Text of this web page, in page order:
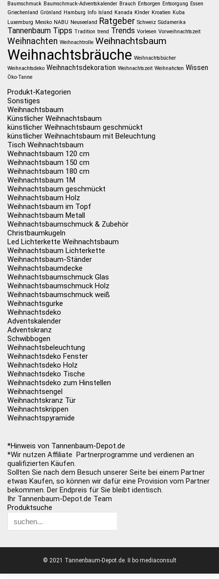
Baumschmuck Baumschmuck-Adventskalender Brauch Entsorgen Entsorgung Essen
Griechenland Grönland Hamburg Info Island Kanada KInder Kroatien Kuba
Luxemburg Mexiko NABU Neuseeland Ratgeber Schweiz Südamerika
Tannenbaum Tipps Tradition trend Trends Vorlesen Vorweihnachtszeit
Weihnachten Weihnachtrolle Weihnachtsbaum
Weihnachtsbräuche Weihnachtsbücher
Weihnachtsdeko Weihnachtsdekoration Weihnachtszeit Weihnahcten Wissen
Öko-Tanne
Produkt-Kategorien
Sonstiges
Weihnachtsbaum
Künstlicher Weihnachtsbaum
künstlicher Weihnachtsbaum geschmückt
künstlicher Weihnachtsbaum mit Beleuchtung
Tisch Weihnachtsbaum
Weihnachtsbaum 120 cm
Weihnachtsbaum 150 cm
Weihnachtsbaum 180 cm
Weihnachtsbaum 1M
Weihnachtsbaum geschmückt
Weihnachtsbaum Holz
Weihnachtsbaum im Topf
Weihnachtsbaum Metall
Weihnachtsbaumschmuck & Zubehör
Christbaumkugeln
Led Lichterkette Weihnachtsbaum
Weihnachtsbaum Lichterkette
Weihnachtsbaum-Ständer
Weihnachtsbaumdecke
Weihnachtsbaumschmuck Glas
Weihnachtsbaumschmuck Holz
Weihnachtsbaumschmuck weiß
Weihnachtsgurke
Weihnachtsdeko
Adventskalender
Adventskranz
Schwibbogen
Weihnachtsbeleuchtung
Weihnachtsdeko Fenster
Weihnachtsdeko Holz
Weihnachtsdeko Tische
Weihnachtsdeko zum Hinstellen
Weihnachtsengel
Weihnachtskranz Tür
Weihnachtskrippen
Weihnachtspyramide
*Hinweis von Tannenbaum-Depot.de
*Wir nutzen Affiliate Partnerprogramme und verdienen an
qualifizierten Käufen.
Sollten Sie nach dem Besuch unserer Seite bei einem Partner
etwas Kaufen, so können wir dafür eine Provision vom Partner
bekommen. Der Endpreis für Sie bleibt identisch.
Ihr Tannenbaum-Depot.de Team
Produktsuche
© 2021 Tannenbaum-Depot.de. II bo mediaconsult